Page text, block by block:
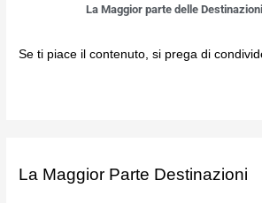
La Maggior parte delle
Se ti piace il contenuto, si prega di
La Maggior Parte Destinazioni